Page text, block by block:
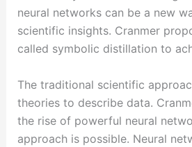
neural networks can be a new
scientific insights. Cranmer
called symbolic distillation to
The traditional scientific
theories to describe data.
the rise of powerful neural
approach is possible. Neural